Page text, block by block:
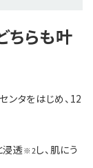
ちらも叶
ンタをはじめ、12
浸透※2し、肌にう